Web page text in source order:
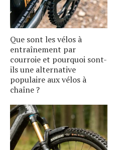
Que sont les vélos à
entraînement par
courroie et pourquoi sont-
ils une alternative
populaire aux vélos à
chaîne ?